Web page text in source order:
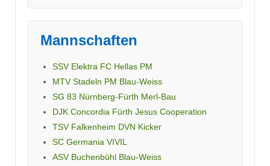
Mannschaften
SSV Elektra FC Hellas PM
MTV Stadeln PM Blau-Weiss
SG 83 Nürnberg-Fürth Merl-Bau
DJK Concordia Fürth Jesus Cooperation
TSV Falkenheim DVN Kicker
SC Germania VIVIL
ASV Buchenbühl Blau-Weiss